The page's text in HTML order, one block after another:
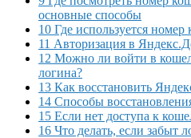
основные способы
10 Где используется
11 Авторизация в
12 Можно ли войти в
логина?
13 Как восстановить
14 Способы
15 Если нет доступа к
16 Что делать, если забыт